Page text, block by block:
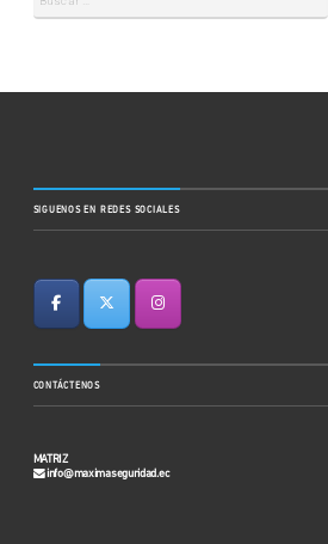
SIGUENOS EN REDES SOCIALES
CONTÁCTENOS
MATRIZ
info@maximaseguridad.ec